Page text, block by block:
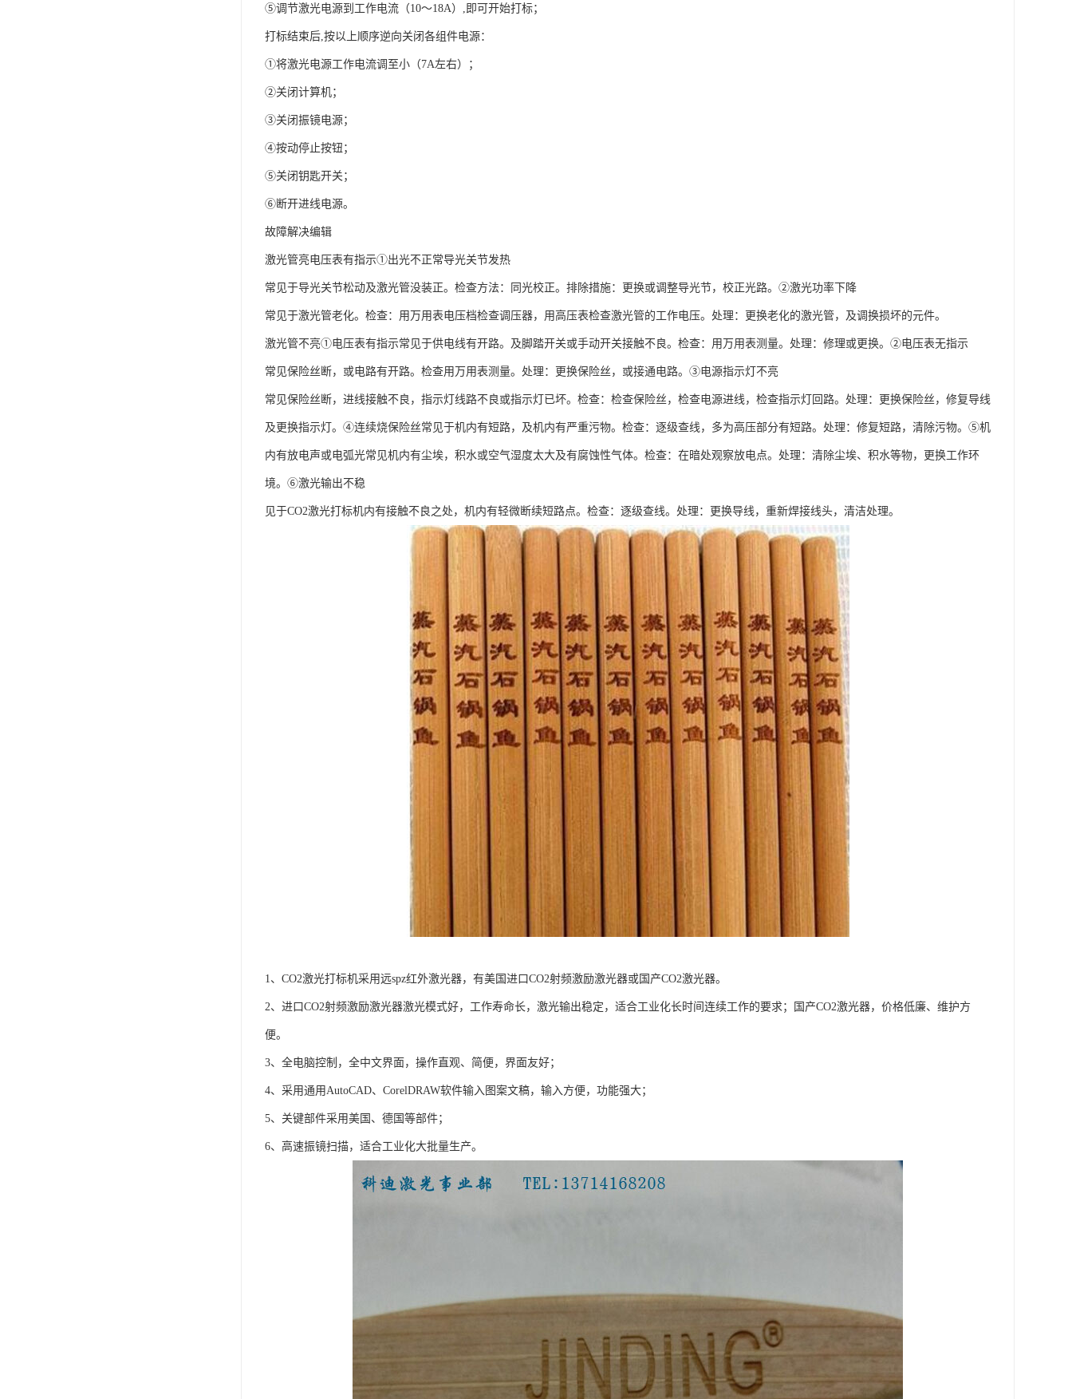
⑤调节激光电源到工作电流（10～18A）,即可开始打标；
打标结束后,按以上顺序逆向关闭各组件电源：
①将激光电源工作电流调至小（7A左右）；
②关闭计算机；
③关闭振镜电源；
④按动停止按钮；
⑤关闭钥匙开关；
⑥断开进线电源。
故障解决编辑
激光管亮电压表有指示①出光不正常导光关节发热
常见于导光关节松动及激光管没装正。检查方法：同光校正。排除措施：更换或调整导光节，校正光路。②激光功率下降
常见于激光管老化。检查：用万用表电压档检查调压器，用高压表检查激光管的工作电压。处理：更换老化的激光管，及调换损坏的元件。
激光管不亮①电压表有指示常见于供电线有开路。及脚踏开关或手动开关接触不良。检查：用万用表测量。处理：修理或更换。②电压表无指示
常见保险丝断，或电路有开路。检查用万用表测量。处理：更换保险丝，或接通电路。③电源指示灯不亮
常见保险丝断，进线接触不良，指示灯线路不良或指示灯已坏。检查：检查保险丝，检查电源进线，检查指示灯回路。处理：更换保险丝，修复导线
及更换指示灯。④连续烧保险丝常见于机内有短路，及机内有严重污物。检查：逐级查线，多为高压部分有短路。处理：修复短路，清除污物。⑤机
内有放电声或电弧光常见机内有尘埃，积水或空气湿度太大及有腐蚀性气体。检查：在暗处观察放电点。处理：清除尘埃、积水等物，更换工作环
境。⑥激光输出不稳
见于CO2激光打标机内有接触不良之处，机内有轻微断续短路点。检查：逐级查线。处理：更换导线，重新焊接线头，清洁处理。
1、CO2激光打标机采用远spz红外激光器，有美国进口CO2射频激励激光器或国产CO2激光器。
2、进口CO2射频激励激光器激光模式好，工作寿命长，激光输出稳定，适合工业化长时间连续工作的要求；国产CO2激光器，价格低廉、维护方
便。
3、全电脑控制，全中文界面，操作直观、简便，界面友好；
4、采用通用AutoCAD、CorelDRAW软件输入图案文稿，输入方便，功能强大；
5、关键部件采用美国、德国等部件；
6、高速振镜扫描，适合工业化大批量生产。